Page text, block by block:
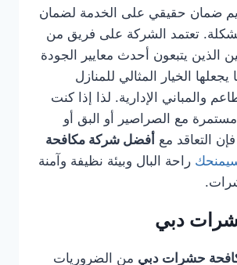
ضمان حقيقي على الخدمة لضمان
تعتمد الشركة على فريق من
الذين يتبعون أحدث معايير الجودة
الخيار المثالي للمنازل
والمباني الإدارية. لذا إذا كنت
مع الصراصير أو البق أو
التعاقد مع أفضل شركة مكافحة
راحة البال وبيئة نظيفة وآمنة
دبي
حشرات دبي من الضروريات